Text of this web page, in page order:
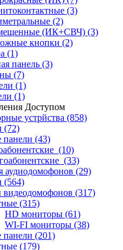
(3)
(2)
(ИК+СВЧ) (3)
кнопки (2)
(1)
панель (3)
(7)
(1)
(1)
Доступом
устрйства (858)
(72)
(43)
(10)
(33)
аудиодомофонов (29)
(564)
(317)
(315)
HD мониторы (61)
WI-FI мониторы (38)
(201)
(179)